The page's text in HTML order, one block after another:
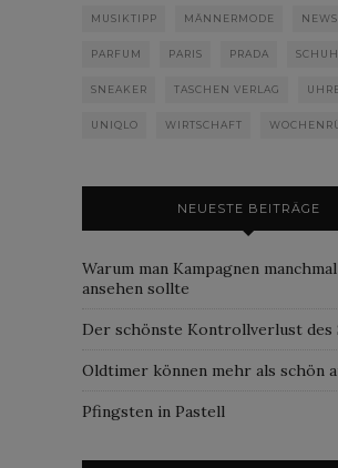
MUSIKTIPP MÄNNERMODE NEWS
PARFUM PARIS PRADA
SNEAKER TASCHEN VERLAG
UNIQLO WIRTSCHAFT
NEUESTE BEITRÄGE
Warum man Kampagnen
ansehen sollte
Der schönste Kontrollverlust des
Oldtimer können mehr als schön
Pfingsten in Pastell